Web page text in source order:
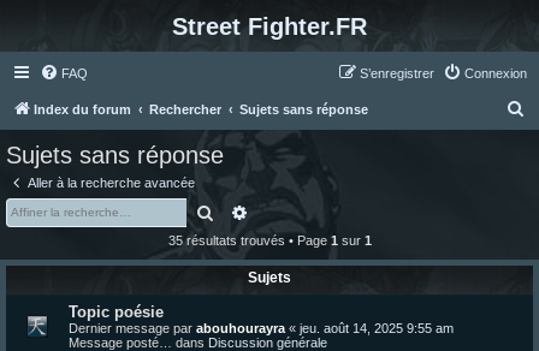
Street Fighter.FR
FAQ Connexion
S’enregistrer
Index du forum Rechercher Sujets sans réponse
Sujets sans réponse
Aller à la recherche avancée
RechercherRecherche avancée
35 résultats trouvés • Page 1 sur 1
Sujets
Topic poésie
Dernier message par abouhourayra « jeu. août 14, 2025 9:55 am
Message posté… dans Discussion générale